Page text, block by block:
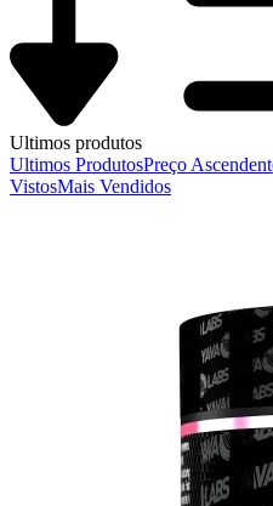
Ultimos produtos
Ultimos ProdutosPreço
VistosMais Vendidos